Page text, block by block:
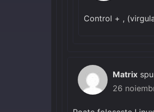
Control + ,
Matrix
26